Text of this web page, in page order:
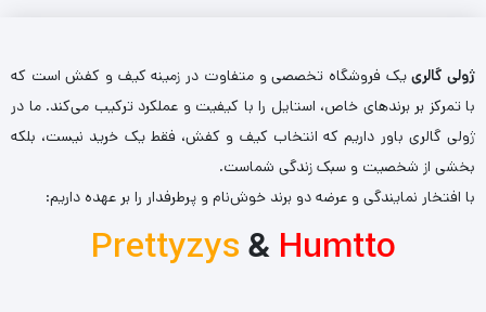
ژولی گالرییک فروشگاه تخصصی و متفاوت در زمینه کیف و کفش است که
با تمرکز بر برندهای خاص، استایل را با کیفیت و عملکرد ترکیب می‌کند. ما در
ژولی گالری باور داریم که انتخاب کیف و کفش، فقط یک خرید نیست، بلکه
بخشی از شخصیت و سبک زندگی شماست.
با افتخار نمایندگی و عرضه دو برند خوش‌نام و پرطرفدار را بر عهده داریم:
Prettyzys& Humtto